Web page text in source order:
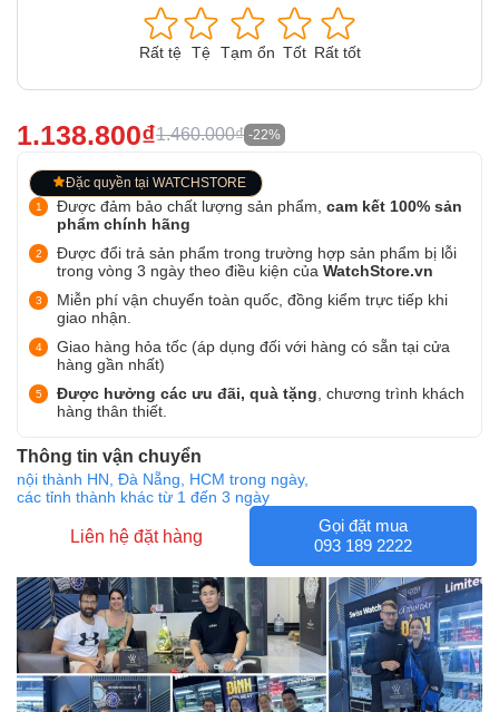
Rất tệ Tệ Tạm ổn Tốt Rất tốt
1.138.800₫1.460.000₫ -22%
Đặc quyền tại WATCHSTORE
Được đảm bảo chất lượng sản phẩm, cam kết 100% sản
phẩm chính hãng
Được đổi trả sản phẩm trong trường hợp sản phẩm bị lỗi
trong vòng 3 ngày theo điều kiện của WatchStore.vn
Miễn phí vận chuyển toàn quốc, đồng kiểm trực tiếp khi
giao nhận.
Giao hàng hỏa tốc (áp dụng đối với hàng có sẵn tại cửa
hàng gần nhất)
Được hưởng các ưu đãi, quà tặng , chương trình khách
hàng thân thiết.
Thông tin vận chuyển
nội thành HN, Đà Nẵng, HCM trong ngày,
các tỉnh thành khác từ 1 đến 3 ngày
Liên hệ đặt hàng
Gọi đặt mua
093 189 2222